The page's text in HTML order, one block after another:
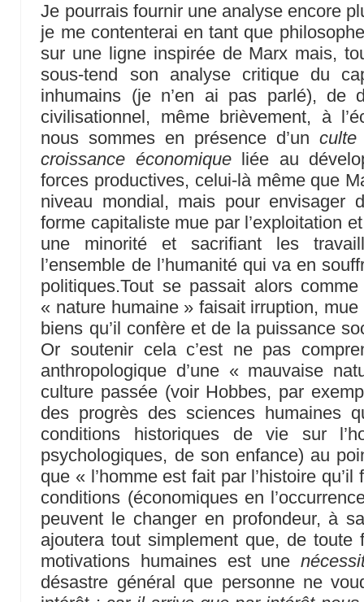
Je pourrais fournir une analyse encore
je me contenterai en tant que
sur une ligne inspirée de Marx mais,
sous-tend son analyse critique du
inhumains (je n’en ai pas parlé), de
civilisationnel, même brièvement, à
nous sommes en présence d’un
croissance économiqueliée au
forces productives, celui-là même que
niveau mondial, mais pour envisager
forme capitaliste mue par l’exploitation
une minorité et sacrifiant les
l’ensemble de l’humanité qui va en
politiques.Tout se passait alors
« nature humaine » faisait irruption,
biens qu’il confère et de la puissance
Or soutenir cela c’est ne pas
anthropologique d’une « mauvaise
culture passée (voir Hobbes, par
des progrès des sciences humaines
conditions historiques de vie sur
psychologiques, de son enfance) au
que « l’homme est fait par l’histoire
conditions (économiques en
peuvent le changer en profondeur, à
ajoutera tout simplement que, de toute
motivations humaines est une
désastre général que personne ne